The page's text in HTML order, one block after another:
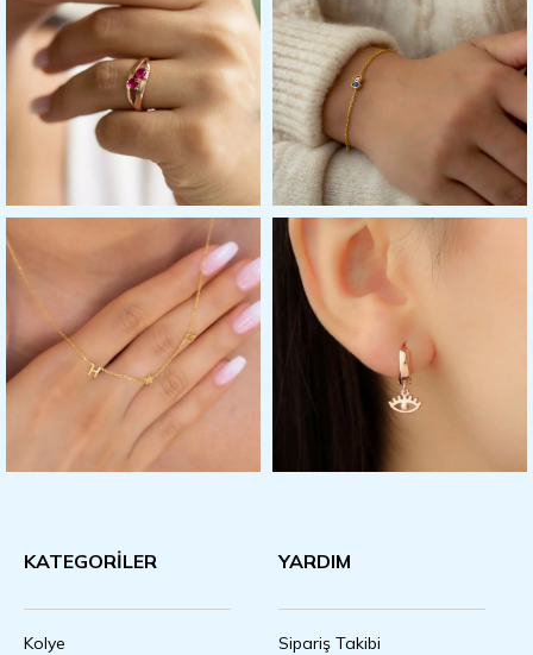
KATEGORİLER
Kolye
YARDIM
Sipariş Takibi